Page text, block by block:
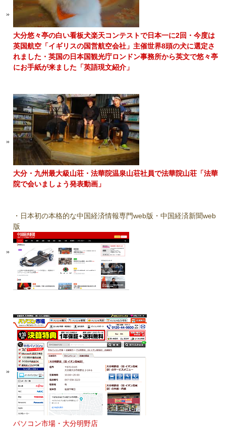
大分悠々亭の白い看板犬楽天コンテストで日本一に2回・今度は
英国航空「イギリスの国営航空会社」主催世界8頭の犬に選定さ
れました・英国の日本国観光庁ロンドン事務所から英文で悠々亭
にお手紙が来ました「英語現文紹介」
大分・九州最大級山荘・法華院温泉山荘社員で法華院山荘「法華
院で会いましょう発表動画」
・日本初の本格的な中国経済情報専門web版・中国経済新聞web
版
パソコン市場・大分明野店